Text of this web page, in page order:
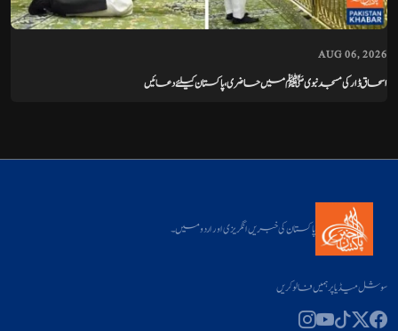
AUG 06, 2026
اسحاق ڈار کی مسجد نبوی ﷺ میں حاضری، پاکستان کیلئے دعائیں
پاکستان کی خبریں انگریزی اور اردو میں۔
سوشل میڈیا پر ہمیں فالو کریں